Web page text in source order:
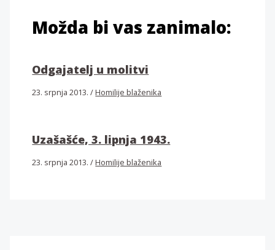
Možda bi vas zanimalo:
Odgajatelj u molitvi
23. srpnja 2013./Homilije blaženika
Uzašašće, 3. lipnja 1943.
23. srpnja 2013./Homilije blaženika